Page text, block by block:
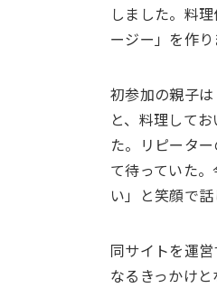
しました。料
ージー」を作り
初参加の親子
と、料理して
た。リピータ
て待っていた
い」と笑顔で話
同サイトを運
なるきっかけ